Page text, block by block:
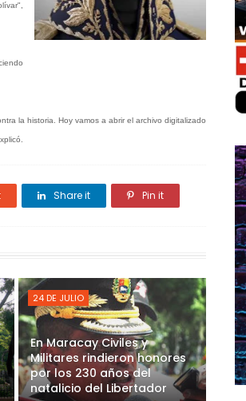
la historia. Hoy vamos a abrir el archivo digitalizado
Share it Pin it
24 DE JULIO
En Maracay Civiles y
Militares rindieron honores
por los 230 años del
natalicio del Libertador